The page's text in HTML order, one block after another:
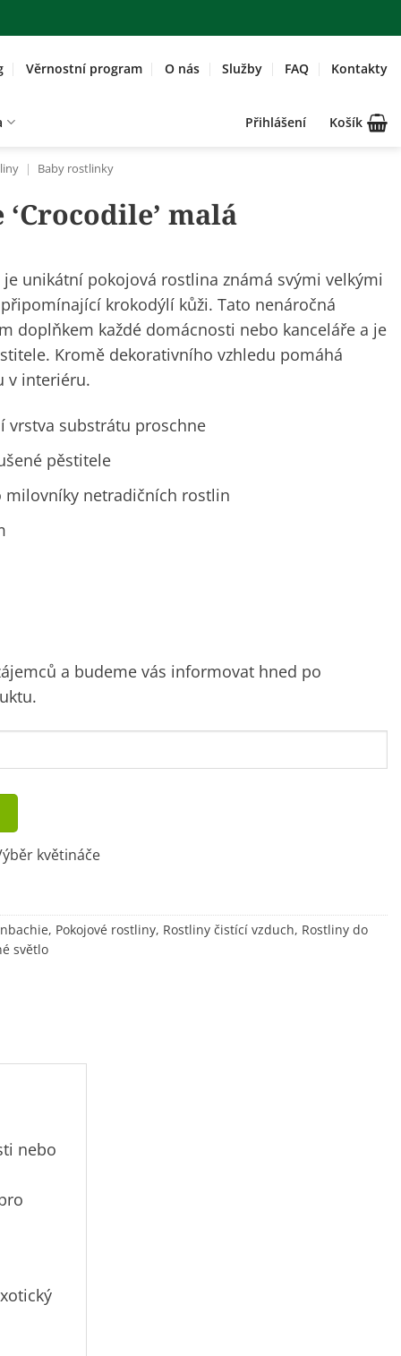
Věrnostní program O nás Služby FAQ Kontakty
Přihlášení Košík
| Baby rostlinky
malá
je unikátní pokojová rostlina známá svými velkými
krokodýlí kůži. Tato nenáročná
doplňkem každé domácnosti nebo kanceláře a je
Kromě dekorativního vzhledu pomáhá
v interiéru.
vrstva substrátu proschne
pěstitele
milovníky netradičních rostlin
a budeme vás informovat hned po
květináče
, Pokojové rostliny, Rostliny čistící vzduch, Rostliny do
světlo
nebo